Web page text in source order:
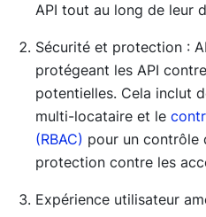
API tout au long de leur
Sécurité et protection :
protégeant les API
potentielles. Cela inclut
multi-locataire et le
(RBAC) pour un contrôle
protection contre les
Expérience utilisateur